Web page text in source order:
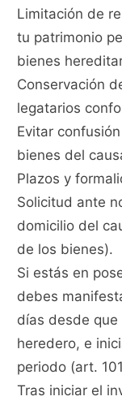
Limitación de
tu patrimonio
bienes
Conservación
legatarios
Evitar
bienes del
Plazos y
Solicitud ante
domicilio del
de los bienes).
Si estás en
debes
días desde
heredero, e
periodo (art.
Tras iniciar el